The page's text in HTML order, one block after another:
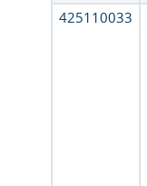
425110033